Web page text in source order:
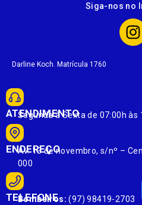
Siga-nos no
Darline Koch. Matrícula 1760
ATENDIMENTO
Segunda à Sexta de 07:00h às
ENDEREÇO
Av. 13 de novembro, s/nº –
000
TELEFONE
Bombeiros: (97) 98419-2703